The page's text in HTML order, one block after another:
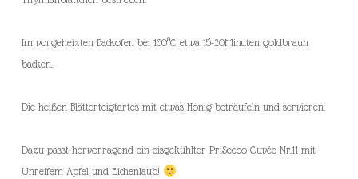
Im vorgeheizten Backofen bei 160°C etwa 15-20Minuten goldbraun
backen.
Die heißen Blätterteigtartes mit etwas Honig beträufeln und servieren.
Dazu passt hervorragend ein eisgekühlter PriSecco Cuvée Nr.11 mit
Unreifem Apfel und Eichenlaub!